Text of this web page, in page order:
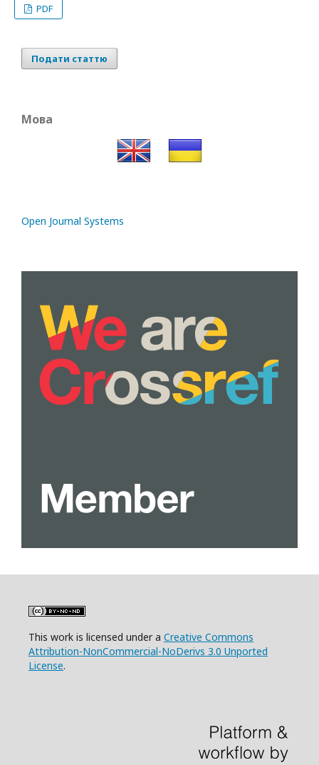
PDF
Подати статтю
Мова
Open Journal Systems
This work is licensed under a Creative Commons
Attribution-NonCommercial-NoDerivs 3.0 Unported
License.